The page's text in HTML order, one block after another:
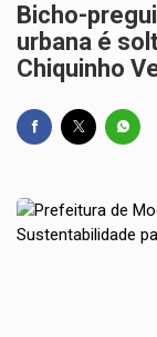
Bicho-
urbana é
Chiquinho